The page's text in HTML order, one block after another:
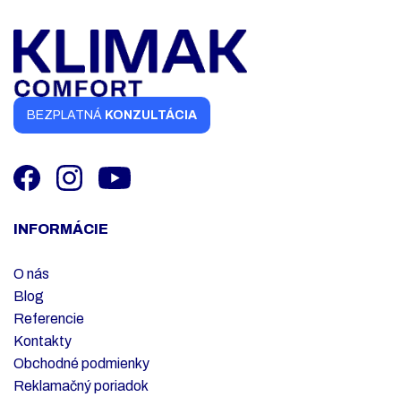
BEZPLATNÁ KONZULTÁCIA
INFORMÁCIE
O nás
Blog
Referencie
Kontakty
Obchodné podmienky
Reklamačný poriadok